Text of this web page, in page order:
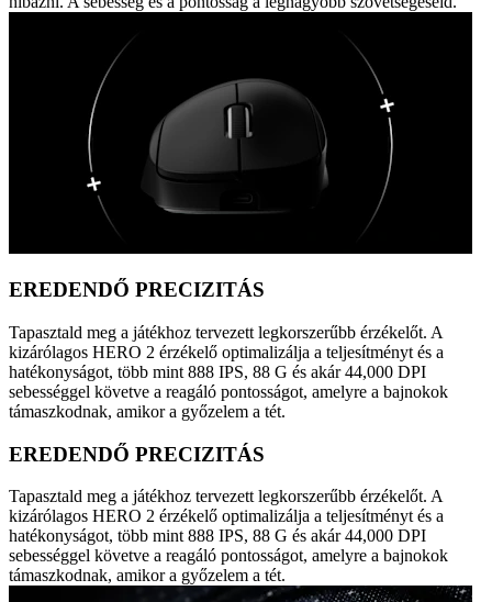
EREDENDŐ PRECIZITÁS
Tapasztald meg a játékhoz tervezett legkorszerűbb érzékelőt. A
kizárólagos HERO 2 érzékelő optimalizálja a teljesítményt és a
hatékonyságot, több mint 888 IPS, 88 G és akár 44,000 DPI
sebességgel követve a reagáló pontosságot, amelyre a bajnokok
támaszkodnak, amikor a győzelem a tét.
EREDENDŐ PRECIZITÁS
Tapasztald meg a játékhoz tervezett legkorszerűbb érzékelőt. A
kizárólagos HERO 2 érzékelő optimalizálja a teljesítményt és a
hatékonyságot, több mint 888 IPS, 88 G és akár 44,000 DPI
sebességgel követve a reagáló pontosságot, amelyre a bajnokok
támaszkodnak, amikor a győzelem a tét.